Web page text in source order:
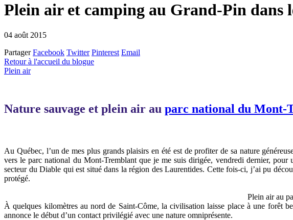
Plein air et camping au Grand-Pin
04 août 2015
Partager Facebook Twitter Pinterest Email
Retour à l'accueil du blogue
Plein air
Nature sauvage et plein air au parc national du Mont-
Au Québec, l’un de mes plus grands plaisirs en été est de profiter de sa nature
vers le parc national du Mont-Tremblant que je me suis dirigée, vendredi dernier,
secteur du Diable qui est situé dans la région des Laurentides. Cette fois-ci, j’ai pu
protégé.
Plein air au
À quelques kilomètres au nord de Saint-Côme, la civilisation laisse place à une forêt
annonce le début d’un contact privilégié avec une nature omniprésente.